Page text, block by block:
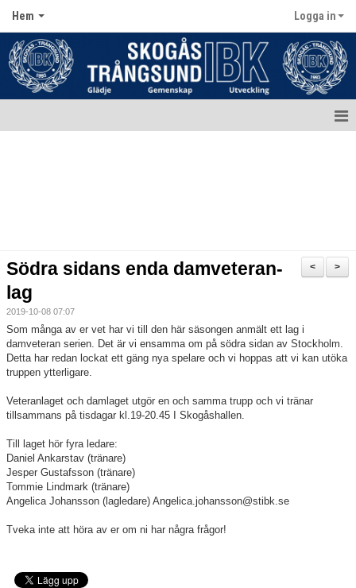
Hem Logga in
Matcher
Bildgalleri
>
<
Södra sidans enda damveteran-
lag
2019-10-08 07:07
Som många av er vet har vi till den här säsongen anmält ett lag i
damveteran serien. Det är vi ensamma om på södra sidan av Stockholm.
Detta har redan lockat ett gäng nya spelare och vi hoppas att vi kan utöka
truppen ytterligare.
Veteranlaget och damlaget utgör en och samma trupp och vi tränar
tillsammans på tisdagar kl.19-20.45 I Skogåshallen.
Till laget hör fyra ledare:
Daniel Ankarstav (tränare)
Jesper Gustafsson (tränare)
Tommie Lindmark (tränare)
Angelica Johansson (lagledare) Angelica.johansson@stibk.se
Tveka inte att höra av er om ni har några frågor!